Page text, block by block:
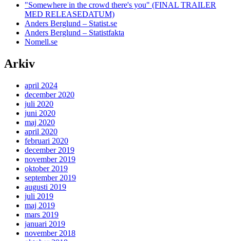
"Somewhere in the crowd there's you" (FINAL TRAILER
MED RELEASEDATUM)
Anders Berglund – Statist.se
Anders Berglund – Statistfakta
Nomell.se
Arkiv
april 2024
december 2020
juli 2020
juni 2020
maj 2020
april 2020
februari 2020
december 2019
november 2019
oktober 2019
september 2019
augusti 2019
juli 2019
maj 2019
mars 2019
januari 2019
november 2018